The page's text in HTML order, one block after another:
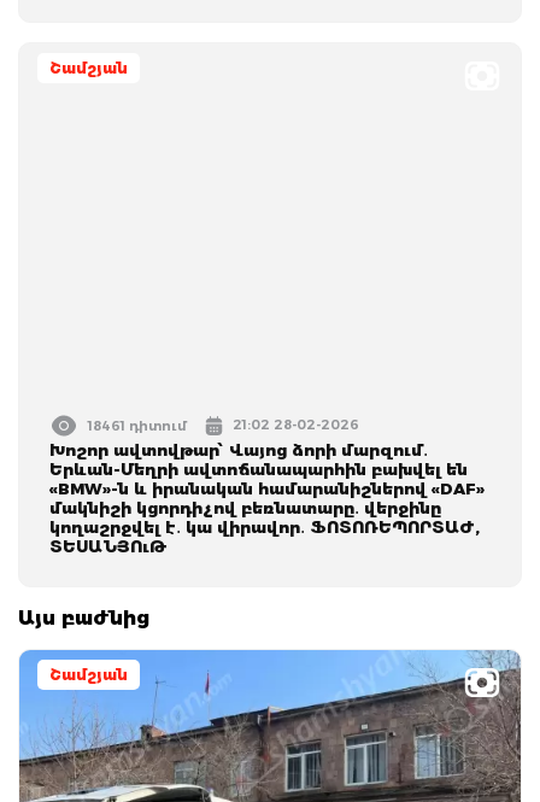
Շամշյան
18461 դիտում 21:02 28-02-2026
Խոշոր ավտովթար՝ Վայոց ձորի մարզում․
Երևան-Մեղրի ավտոճանապարհին բախվել են
«BMW»-ն և իրանական համարանիշներով «DAF»
մակնիշի կցորդիչով բեռնատարը․ վերջինը
կողաշրջվել է․ կա վիրավոր․ ՖՈՏՈՌԵՊՈՐՏԱԺ,
ՏԵՍԱՆՅՈւԹ
Այս բաժնից
Շամշյան